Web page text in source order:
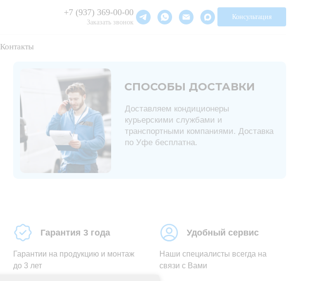
+7 (937) 369-00-00
Заказать звонок
Консультация
Контакты
Доставляем кондиционеры
курьерскими службами и
транспортными компаниями. Доставка
по Уфе бесплатна.
СПОСОБЫ ДОСТАВКИ
Гарантия 3 года
Гарантии на продукцию и монтаж
до 3 лет
Удобный сервис
Наши специалисты всегда на
связи с Вами